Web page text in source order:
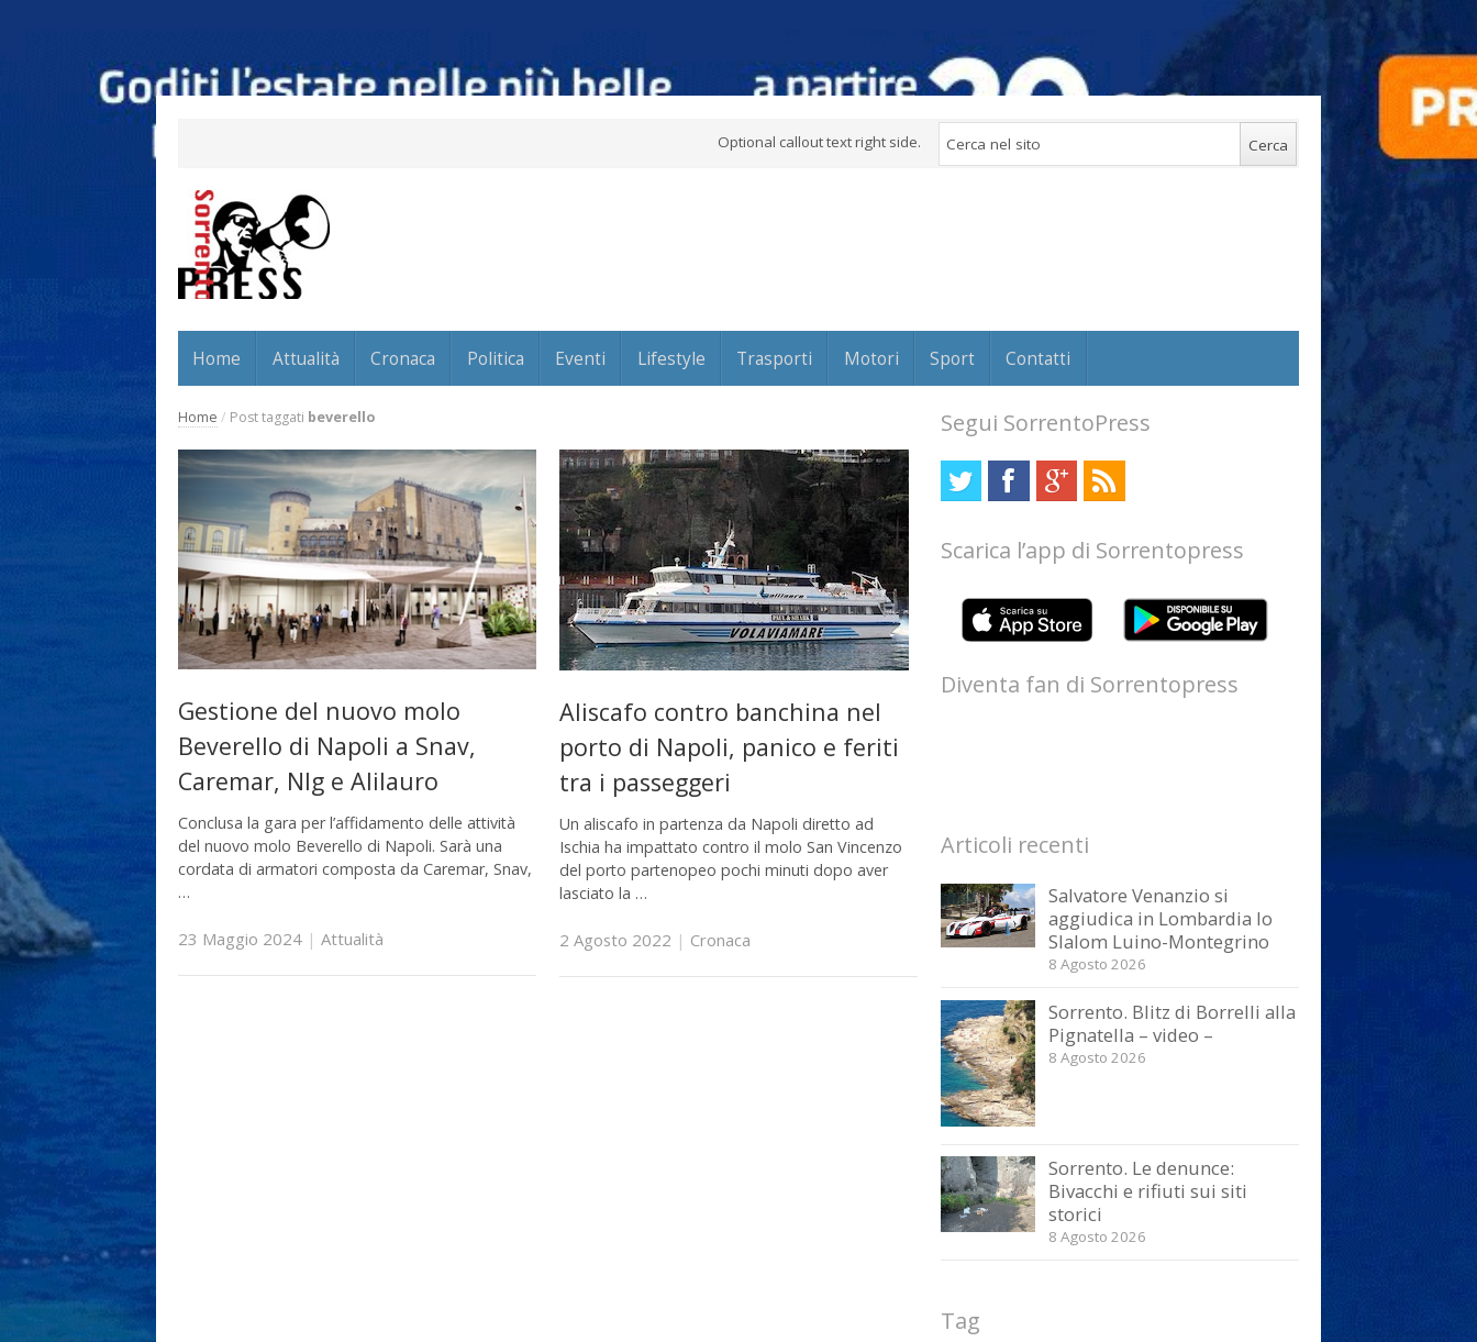
Optional callout text right side.
Home Attualità Cronaca Politica Eventi Lifestyle Trasporti Motori Sport Contatti
Home / Post taggati beverello
Gestione del nuovo molo
Beverello di Napoli a Snav,
Caremar, Nlg e Alilauro
Conclusa la gara per l’affidamento delle attività
del nuovo molo Beverello di Napoli. Sarà una
cordata di armatori composta da Caremar, Snav,
…
23 Maggio 2024 | Attualità
Aliscafo contro banchina nel
porto di Napoli, panico e feriti
tra i passeggeri
Un aliscafo in partenza da Napoli diretto ad
Ischia ha impattato contro il molo San Vincenzo
del porto partenopeo pochi minuti dopo aver
lasciato la …
2 Agosto 2022 | Cronaca
Segui SorrentoPress
Scarica l’app di Sorrentopress
Diventa fan di Sorrentopress
Articoli recenti
Salvatore Venanzio si
aggiudica in Lombardia lo
Slalom Luino-Montegrino
8 Agosto 2026
Sorrento. Blitz di Borrelli alla
Pignatella – video –
8 Agosto 2026
Sorrento. Le denunce:
Bivacchi e rifiuti sui siti
storici
8 Agosto 2026
Tag